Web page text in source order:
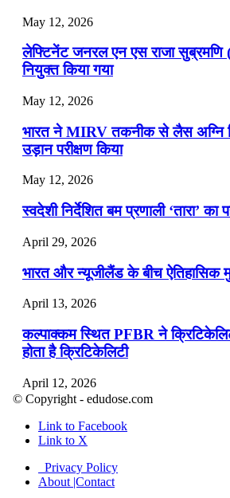
May 12, 2026
लेफ्टिनेंट जनरल एन एस राजा सुब्रमणि
नियुक्त किया गया
May 12, 2026
भारत ने MIRV तकनीक से लैस अग्नि
उड़ान परीक्षण किया
May 12, 2026
स्वदेशी निर्देशित बम प्रणाली ‘तारा’
April 29, 2026
भारत और न्यूजीलैंड के बीच ऐतिहासिक
April 13, 2026
कल्पाक्कम स्थित PFBR ने
होता है क्रिटिकेलिटी
April 12, 2026
April 9, 2026
नासा का आर्टेमिस-2 मिशन: मनुष्य एक
पहुंचा
© Copyright - edudose.com
Link to Facebook
Link to X
Privacy Policy
About |Contact